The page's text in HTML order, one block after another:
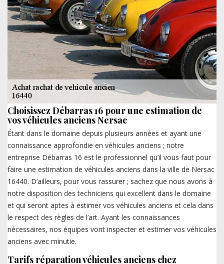
Choisissez Débarras 16 pour une estimation de
vos véhicules anciens Nersac
Étant dans le domaine depuis plusieurs années et ayant une
connaissance approfondie en véhicules anciens ; notre
entreprise Débarras 16 est le professionnel qu’il vous faut pour
faire une estimation de véhicules anciens dans la ville de Nersac
16440. D’ailleurs, pour vous rassurer ; sachez que nous avons à
notre disposition des techniciens qui excellent dans le domaine
et qui seront aptes à estimer vos véhicules anciens et cela dans
le respect des règles de l’art. Ayant les connaissances
nécessaires, nos équipes vont inspecter et estimer vos véhicules
anciens avec minutie.
Tarifs réparation véhicules anciens chez